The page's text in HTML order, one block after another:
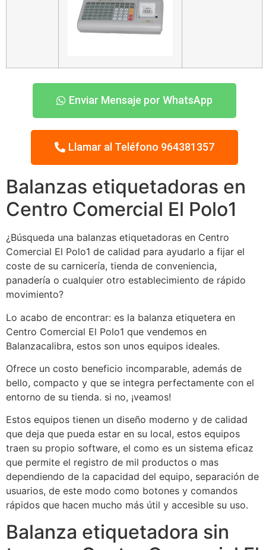
Enviar Mensaje por WhatsApp
Llamar al Teléfono 964381357
Balanzas etiquetadoras en
Centro Comercial El Polo1
¿Búsqueda una balanzas etiquetadoras en Centro
Comercial El Polo1 de calidad para ayudarlo a fijar el
coste de su carnicería, tienda de conveniencia,
panadería o cualquier otro establecimiento de rápido
movimiento?
Lo acabo de encontrar: es la balanza etiquetera en
Centro Comercial El Polo1 que vendemos en
Balanzacalibra, estos son unos equipos ideales.
Ofrece un costo beneficio incomparable, además de
bello, compacto y que se integra perfectamente con el
entorno de su tienda. si no, ¡veamos!
Estos equipos tienen un diseño moderno y de calidad
que deja que pueda estar en su local, estos equipos
traen su propio software, el como es un sistema eficaz
que permite el registro de mil productos o mas
dependiendo de la capacidad del equipo, separación de
usuarios, de este modo como botones y comandos
rápidos que hacen mucho más útil y accesible su uso.
Balanza etiquetadora sin